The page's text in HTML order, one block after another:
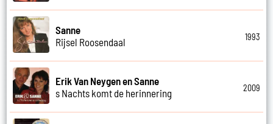
Sanne
Rijsel Roosendaal
1993
Erik Van Neygen en Sanne
s Nachts komt de herinnering
2009